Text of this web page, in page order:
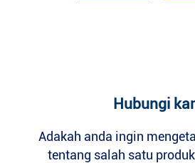
Hubungi
Adakah anda ingin
tentang salah satu